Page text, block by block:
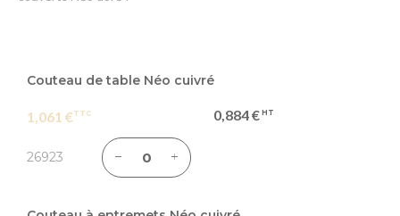
du
groupé
Couteau de table Néo cuivré
1,061 € 0,884 €
26923